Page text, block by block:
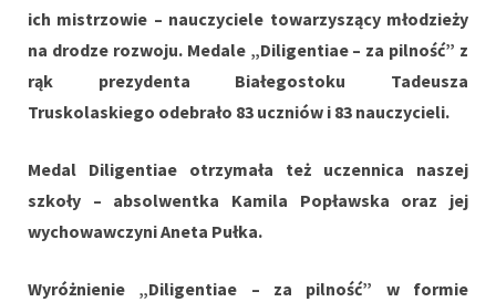
ich mistrzowie – nauczyciele towarzyszący młodzieży
na drodze rozwoju. Medale „Diligentiae – za pilność” z
rąk prezydenta Białegostoku Tadeusza
Truskolaskiego odebrało 83 uczniów i 83 nauczycieli.
Medal Diligentiae otrzymała też uczennica naszej
szkoły – absolwentka Kamila Popławska oraz jej
wychowawczyni Aneta Pułka.
Wyróżnienie „Diligentiae – za pilność” w formie